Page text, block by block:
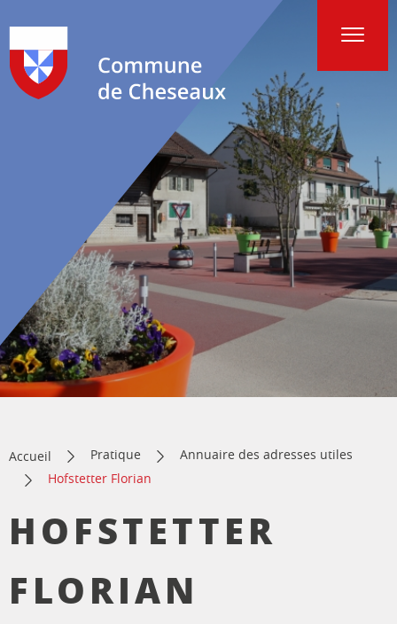
Accueil Pratique
Annuaire des adresses utiles
Hofstetter Florian
HOFSTETTER
FLORIAN